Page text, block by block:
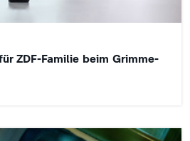
ZDF-Familie beim Grimme-